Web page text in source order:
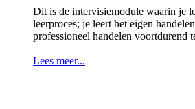
Dit is de intervisiemodule waarin je
leerproces; je leert het eigen
professioneel handelen voortdurend
Lees meer...